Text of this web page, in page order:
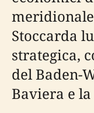
Stoccarda
strategica,
del Baden-
Baviera e